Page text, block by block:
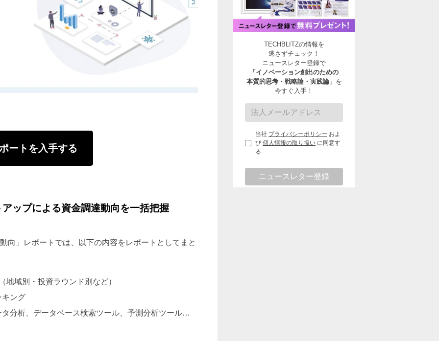
ートを入手する
ップによる資金調達動向を一括把握
」レポートでは、以下の内容をレポートとしてまと
地域別・投資ラウンド別など）
キング
分析、データベース検索ツール、予測分析ツール…
TECHBLITZの情報を
逃さずチェック！
ニュースレター登録で
「イノベーション創出のための
本質的思考・戦略論・実践論」 を
今すぐ入手！
当社 プライバシーポリシー およ
び 個人情報の取り扱い に同意す
る